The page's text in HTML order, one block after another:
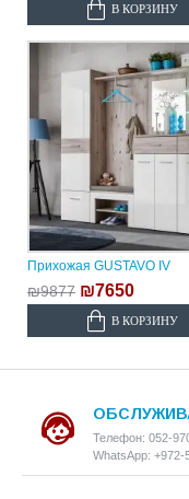
В КОРЗИНУ
Прихожая GUSTAVO IV
₪9877 ₪7650
В КОРЗИНУ
Телефон: 052-
WhatsApp: +972-